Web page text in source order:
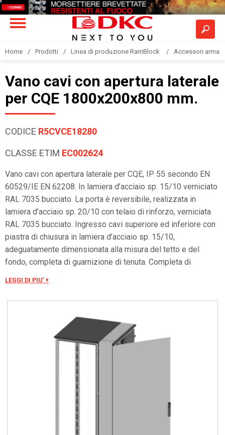
Home Prodotti Linea di produzione RamBlock Accessori armadi
Vano cavi con apertura laterale
per CQE 1800x200x800 mm.
CODICE R5CVCE18280
CLASSE ETIM EC002624
Vano cavi con apertura laterale per CQE, IP 55 secondo EN
60529/IE EN 62208. In lamiera d’acciaio sp. 15/10 verniciato
RAL 7035 bucciato. La porta è reversibile, realizzata in
lamiera d’acciaio sp. 20/10 con telaio di rinforzo, verniciata
RAL 7035 bucciato. Ingresso cavi superiore ed inferiore con
piastra di chiusura in lamiera d’acciaio sp. 15/10,
adeguatamente dimensionata alla misura del tetto e del
fondo, completa di guarnizione di tenuta. Completa di
LEGGI DI PIU' +